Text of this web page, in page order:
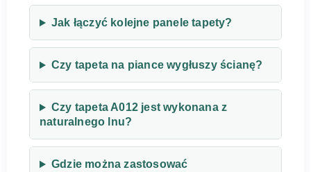
Jak łączyć kolejne panele tapety?
Czy tapeta na piance wygłuszy ścianę?
Czy tapeta A012 jest wykonana z
naturalnego lnu?
Gdzie można zastosować